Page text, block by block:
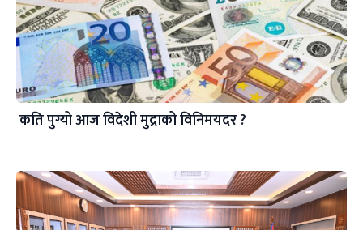
कति पुग्यो आज विदेशी मुद्राको विनिमयदर ?